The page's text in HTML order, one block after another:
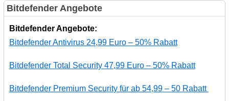
Bitdefender Angebote
Bitdefender Angebote:
Bitdefender Antivirus 24,99 Euro – 50% Rabatt
Bitdefender Total Security 47,99 Euro – 50% Rabatt
Bitdefender Premium Security für ab 54,99 – 50 Rabatt